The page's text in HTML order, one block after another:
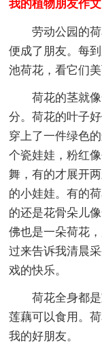
我的植物朋友作
劳动公园的
便成了朋友。每
池荷花，看它们
荷花的茎就
分。荷花的叶子
穿上了一件绿色
个瓷娃娃，粉红
舞，有的才展开
的小娃娃。有的
的还是花骨朵儿
佛也是一朵荷花
过来告诉我清晨
戏的快乐。
荷花全身都
莲藕可以食用。
我的好朋友。